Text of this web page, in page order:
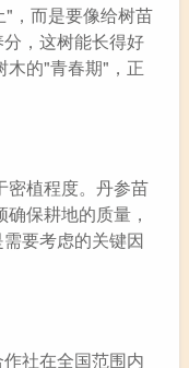
，而是要像给树苗
，这树能长得好
木的"青春期"，正
密植程度。丹参苗
保耕地的质量，
要考虑的关键因
社在全国范围内